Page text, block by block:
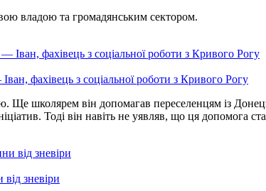
владою та громадянським сектором.
фахівець з соціальної роботи з Кривого Рогу
Ще школярем він допомагав переселенцям із
Тоді він навіть не уявляв, що ця допомога
зневіри